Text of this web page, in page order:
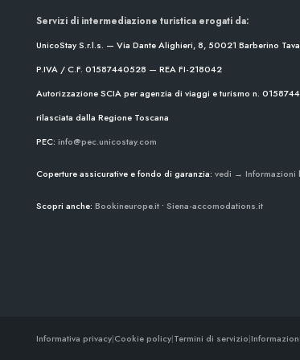
Servizi di intermediazione turistica erogati da:
UnicoStay S.r.l.s. — Via Dante Alighieri, 8, 50021 Barberino
P.IVA / C.F. 01587440528 — REA FI-218042
Autorizzazione SCIA per agenzia di viaggi e turismo n.
rilasciata dalla Regione Toscana
PEC: info@pec.unicostay.com
Coperture assicurative e fondo di garanzia: vedi → Informazioni
Scopri anche: Bookineurope.it • Siena-accomodations.it
Informativa privacy|Cookie policy|Termini di servizio|